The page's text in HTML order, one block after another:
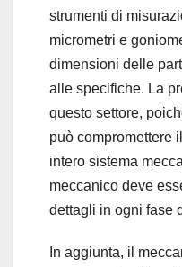
strumenti di
micrometri e
dimensioni delle
alle specifiche. La
questo settore,
può compromettere
intero sistema
meccanico deve
dettagli in ogni fase
In aggiunta, il